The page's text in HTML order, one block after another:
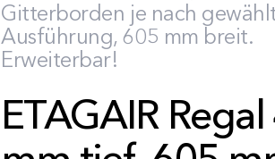
Gitterborden je nach
Ausführung, 605 mm breit.
Erweiterbar!
ETAGAIR